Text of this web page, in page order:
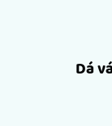
Dá